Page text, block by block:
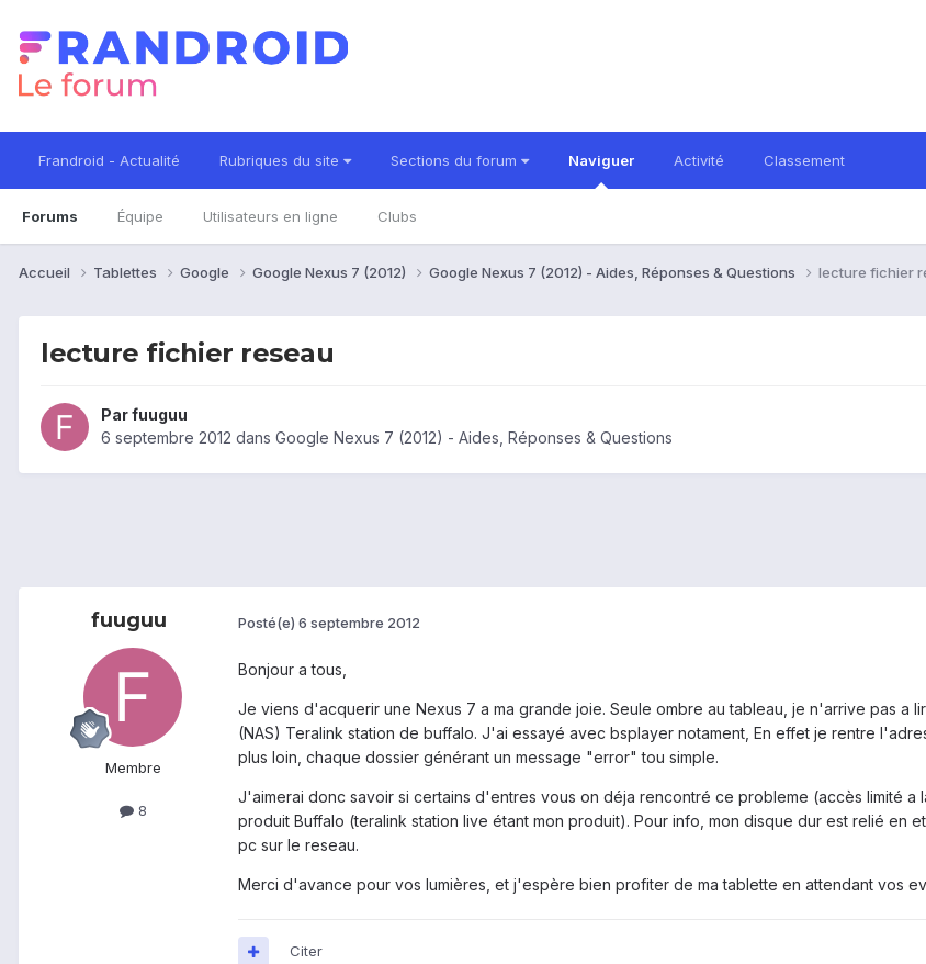
Frandroid - Actualité Rubriques du site Sections du forum Naviguer
Forums Équipe Utilisateurs en ligne Clubs
Activité Classement
Accueil Tablettes Google Google Nexus 7 (2012) Google Nexus 7 (2012) - Aides, Réponses & Questions lecture fichier
lecture fichier reseau
Parfuuguu
6 septembre 2012 dans Google Nexus 7 (2012) - Aides, Réponses & Questions
fuuguu
Membre
8
Posté(e) 6 septembre 2012
Bonjour a tous,
Je viens d'acquerir une Nexus 7 a ma grande joie. Seule ombre au tableau, je n'arrive pas a
(NAS) Teralink station de buffalo. J'ai essayé avec bsplayer notament, En effet je rentre
plus loin, chaque dossier générant un message "error" tou simple.
J'aimerai donc savoir si certains d'entres vous on déja rencontré ce probleme (accès limité
produit Buffalo (teralink station live étant mon produit). Pour info, mon disque dur est relié
pc sur le reseau.
Merci d'avance pour vos lumières, et j'espère bien profiter de ma tablette en attendant vos
Citer